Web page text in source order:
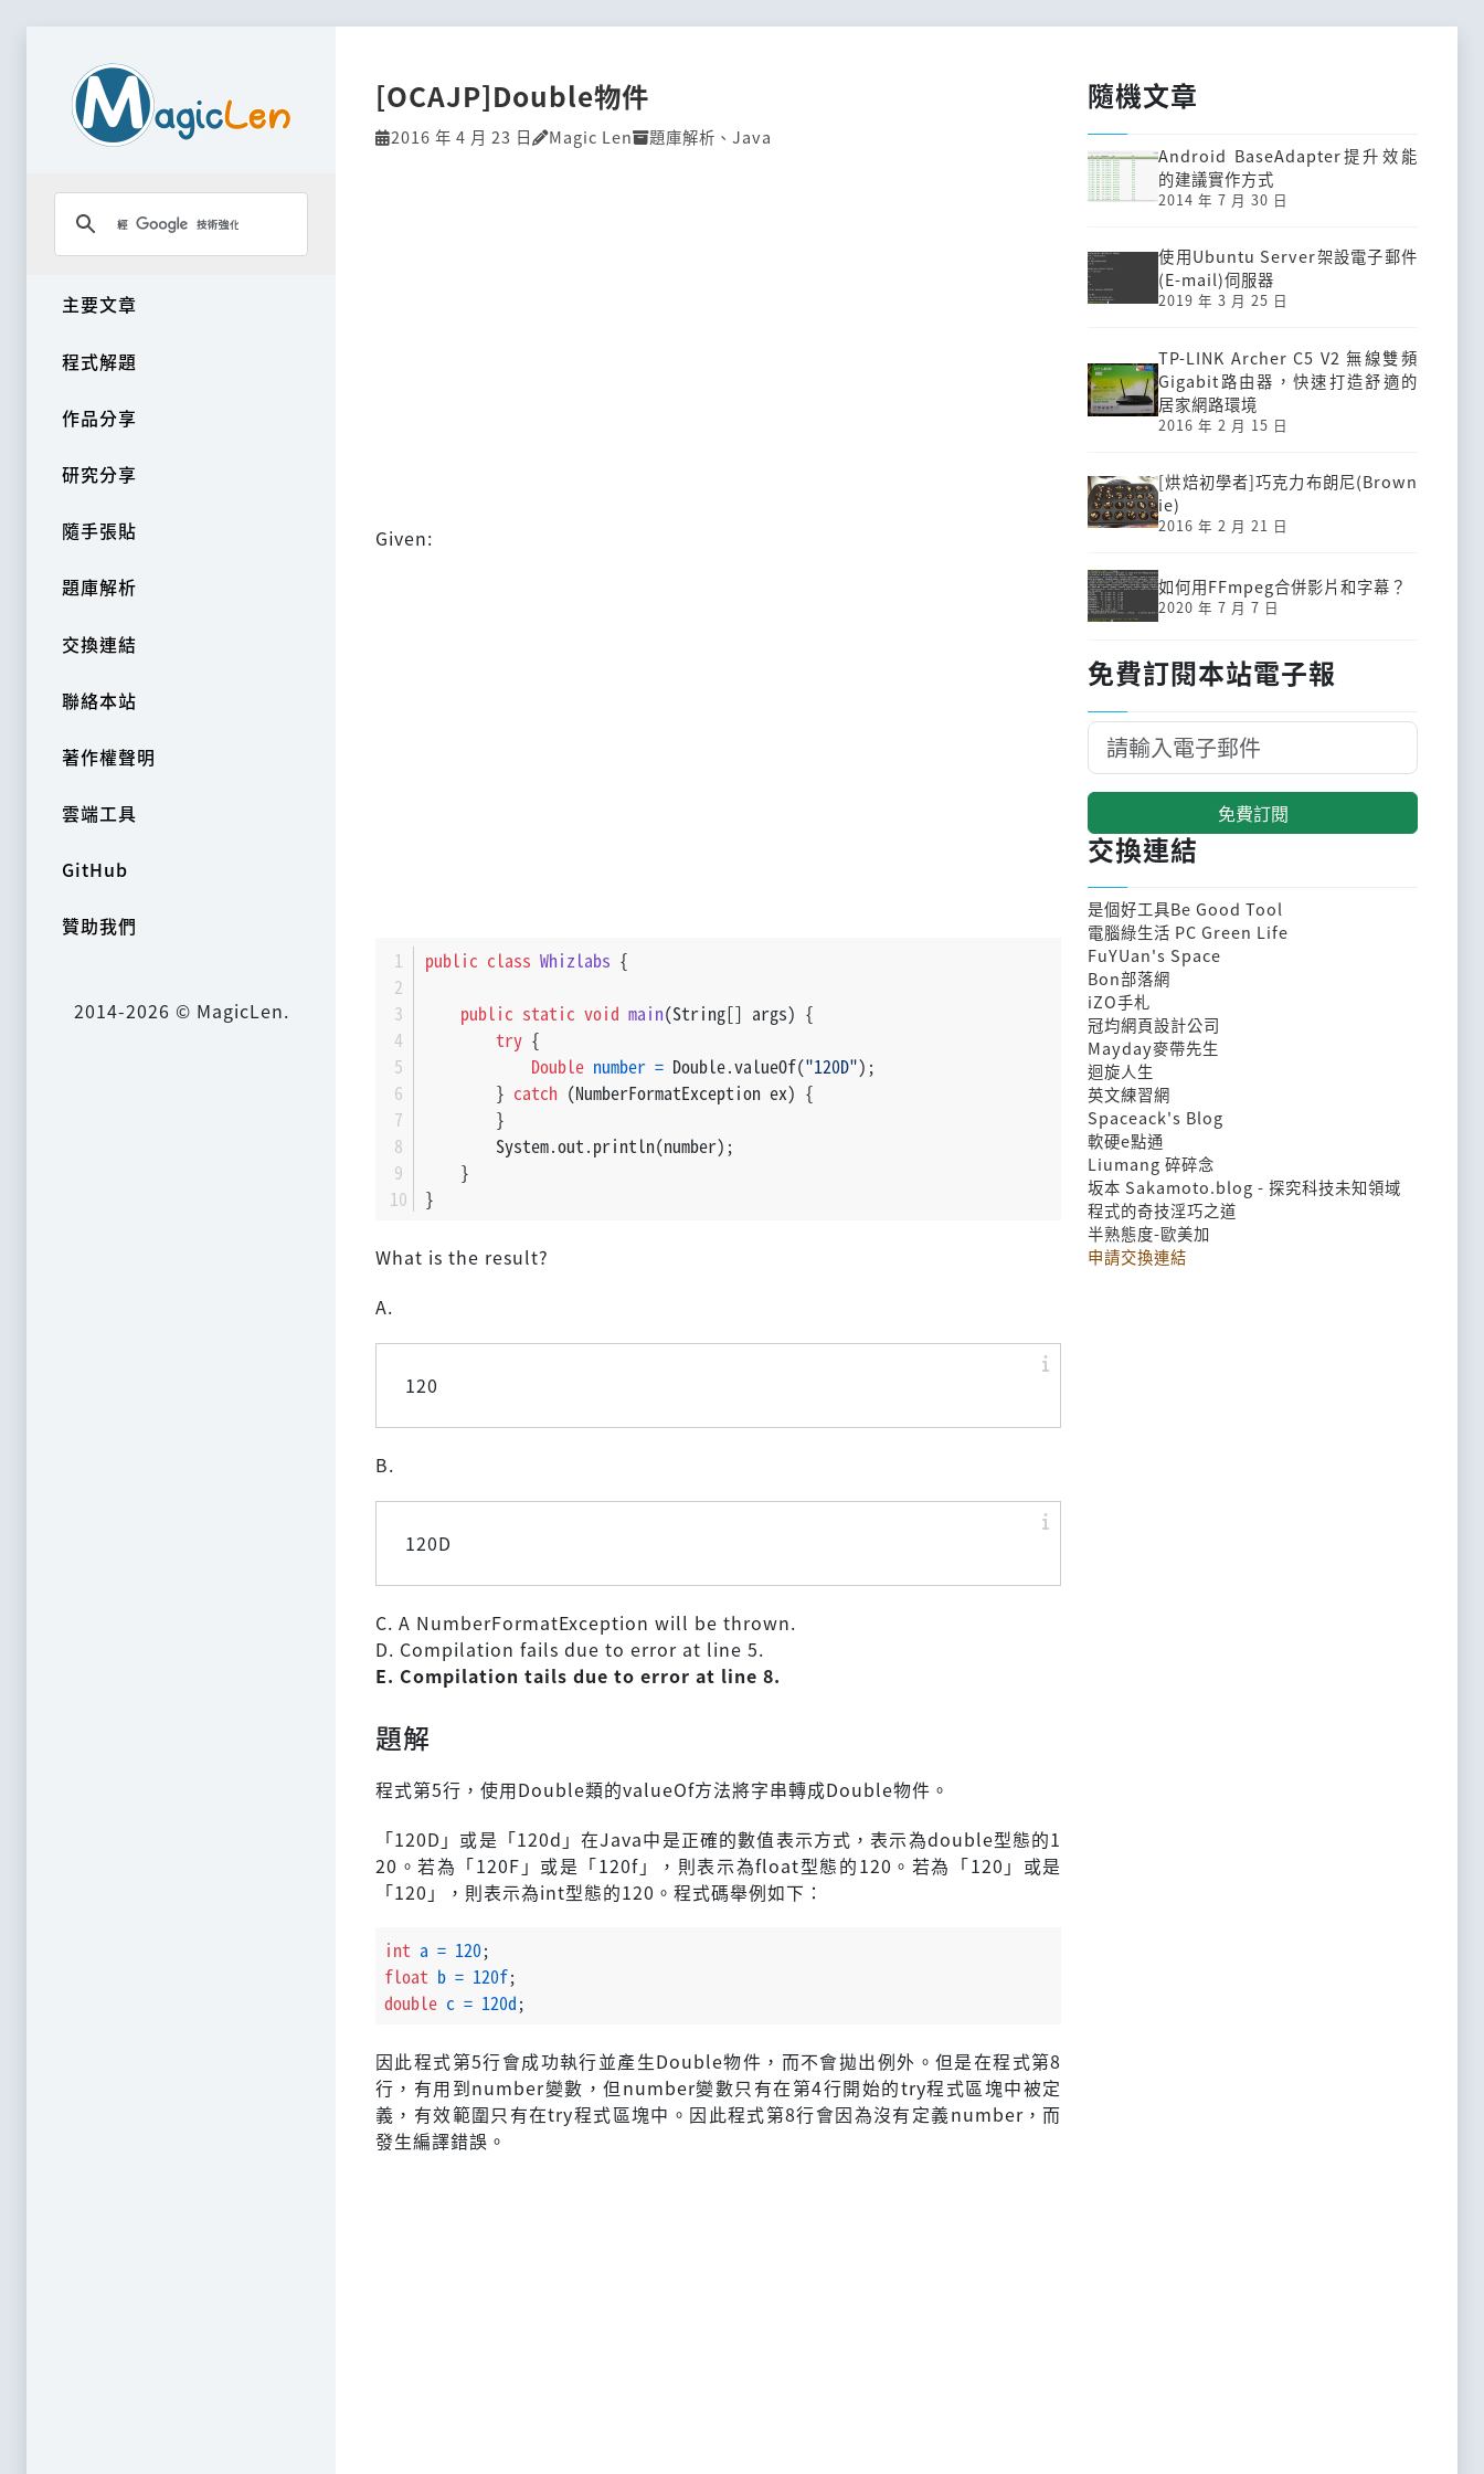
主要文章
程式解題
作品分享
研究分享
隨手張貼
題庫解析
交換連結
聯絡本站
著作權聲明
雲端工具
GitHub
贊助我們
2014-2026 © MagicLen.
[OCAJP]Double物件
2016 年 4 月 23 日 Magic Len 題庫解析 、 Java
Given:
public class Whizlabs {
public static void main(String[] args) {
try {
Double number = Double.valueOf("120D");
        }
catch (NumberFormatException ex) {
        }
        System.out.println(number);
    }
}
What is the result?
A.
120
B.
120D
C. A NumberFormatException will be thrown.
D. Compilation fails due to error at line 5.
E. Compilation tails due to error at line 8.
題解
程式第5行，使用Double類的valueOf方法將字串轉成Double物件。
「120D」或是「120d」在Java中是正確的數值表示方式，表示為double型態的1
20。若為「120F」或是「120f」，則表示為float型態的120。若為「120」或是
「120」，則表示為int型態的120。程式碼舉例如下：
int a = 120;
float b = 120f;
double c = 120d;
因此程式第5行會成功執行並產生Double物件，而不會拋出例外。但是在程式第8
行，有用到number變數，但number變數只有在第4行開始的try程式區塊中被定
義，有效範圍只有在try程式區塊中。因此程式第8行會因為沒有定義number，而
發生編譯錯誤。
隨機文章
Android BaseAdapter提升效能
的建議實作方式
2014 年 7 月 30 日
使用Ubuntu Server架設電子郵件
(E-mail)伺服器
2019 年 3 月 25 日
TP-LINK Archer C5 V2 無線雙頻
Gigabit路由器，快速打造舒適的
居家網路環境
2016 年 2 月 15 日
[烘焙初學者]巧克力布朗尼(Brown
ie)
2016 年 2 月 21 日
如何用FFmpeg合併影片和字幕？
2020 年 7 月 7 日
免費訂閱本站電子報
免費訂閱
交換連結
是個好工具Be Good Tool
電腦綠生活 PC Green Life
FuYUan's Space
Bon部落網
iZO手札
冠均網頁設計公司
Mayday麥帶先生
迴旋人生
英文練習網
Spaceack's Blog
軟硬e點通
Liumang 碎碎念
坂本 Sakamoto.blog - 探究科技未知領域
程式的奇技淫巧之道
半熟態度-歐美加
申請交換連結